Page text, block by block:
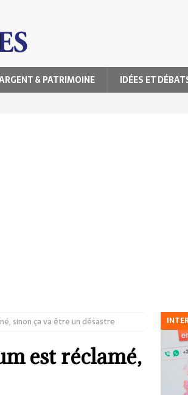
& PATRIMOINE IDÉES ET
sinon ça va être un désastre
est réclamé,